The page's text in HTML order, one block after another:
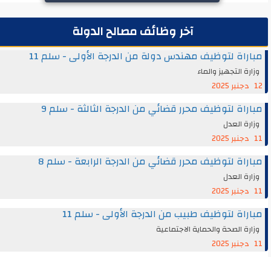
آخر وظائف مصالح الدولة
مباراة لتوظيف مهندس دولة من الدرجة الأولى - سلم 11
وزارة التجهيز والماء
12 دجنبر 2025
مباراة لتوظيف محرر قضائي من الدرجة الثالثة - سلم 9
وزارة العدل
11 دجنبر 2025
مباراة لتوظيف محرر قضائي من الدرجة الرابعة - سلم 8
وزارة العدل
11 دجنبر 2025
مباراة لتوظيف طبيب من الدرجة الأولى - سلم 11
وزارة الصحة والحماية الاجتماعية
11 دجنبر 2025